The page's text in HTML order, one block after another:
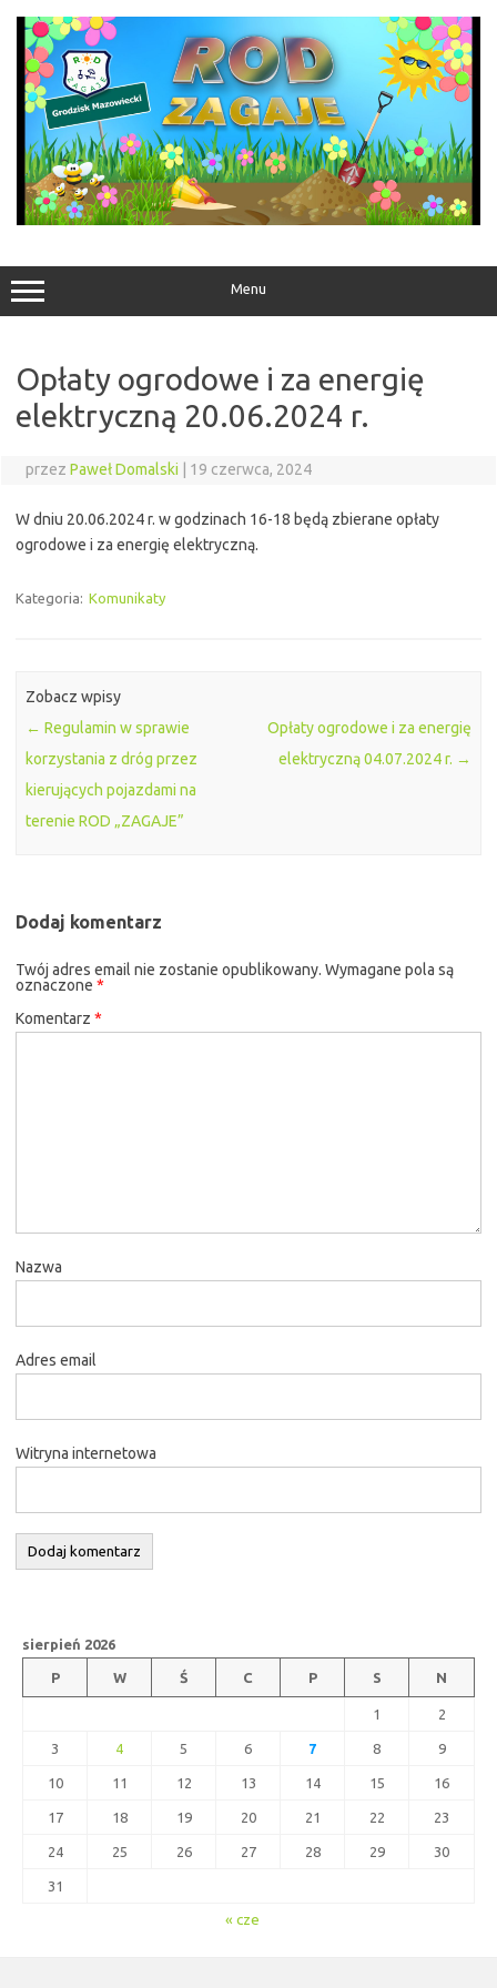
treści
Menu
Opłaty ogrodowe i za energię
elektryczną 20.06.2024 r.
przez Paweł Domalski 19 czerwca, 2024
W dniu 20.06.2024 r. w godzinach 16-18 będą zbierane opłaty
ogrodowe i za energię elektryczną.
Kategoria: Komunikaty
Zobacz wpisy
← Regulamin w sprawie
korzystania z dróg przez
kierujących pojazdami na
terenie ROD „ZAGAJE”
Opłaty ogrodowe i za energię
elektryczną 04.07.2024 r. →
Dodaj komentarz
Twój adres email nie zostanie opublikowany. Wymagane pola są
oznaczone *
Komentarz *
Nazwa
Adres email
Witryna internetowa
sierpień 2026
P W Ś C P S N
1 2
3 4 5 6 7 8 9
10 11 12 13 14 15 16
17 18 19 20 21 22 23
24 25 26 27 28 29 30
31
« cze